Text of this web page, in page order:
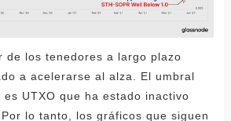
de los tenedores a largo plazo
a acelerarse al alza. El umbral
UTXO que ha estado inactivo
lo tanto, los gráficos que siguen